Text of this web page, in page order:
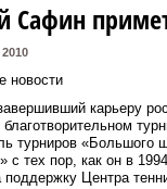
Сафин
новости
карьеру
благотворительном
турниров
с тех пор, как он в
поддержку Центра